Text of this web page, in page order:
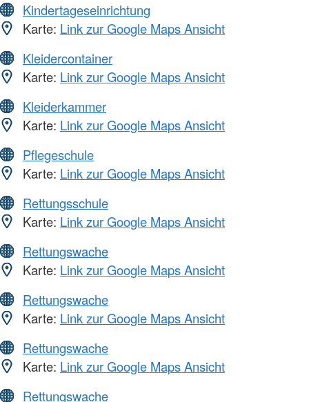
Kindertageseinrichtung
Karte: Link zur Google Maps Ansicht
Kleidercontainer
Karte: Link zur Google Maps Ansicht
Kleiderkammer
Karte: Link zur Google Maps Ansicht
Pflegeschule
Karte: Link zur Google Maps Ansicht
Rettungsschule
Karte: Link zur Google Maps Ansicht
Rettungswache
Karte: Link zur Google Maps Ansicht
Rettungswache
Karte: Link zur Google Maps Ansicht
Rettungswache
Karte: Link zur Google Maps Ansicht
Rettungswache